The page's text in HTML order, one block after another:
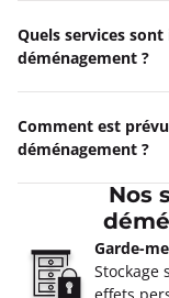
Quels services
déménagement ?
Comment est
déménagement ?
Nos
Garde-
Stockage
effets